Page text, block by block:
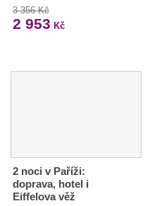
3 356 Kč
2 953 Kč
2 noci v Paříži:
doprava, hotel i
Eiffelova věž